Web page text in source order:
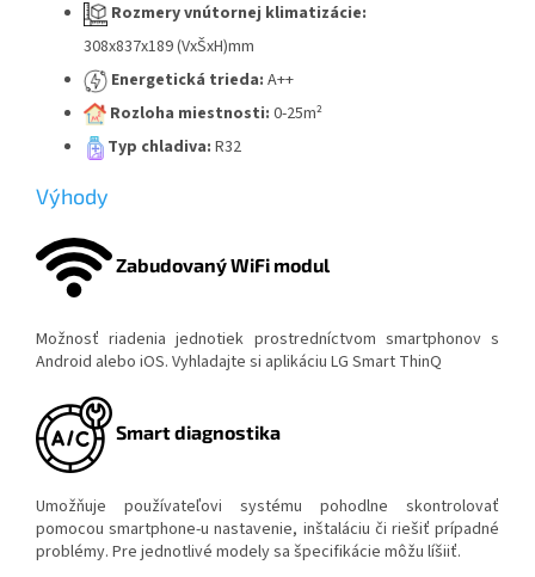
Rozmery vnútornej klimatizácie:
308x837x189 (VxŠxH)mm
Energetická trieda: A++
Rozloha miestnosti: 0-25m²
Typ chladiva: R32
Výhody
Zabudovaný WiFi modul
Možnosť riadenia jednotiek prostredníctvom smartphonov s
Android alebo iOS. Vyhladajte si aplikáciu LG Smart ThinQ
Smart diagnostika
Umožňuje používateľovi systému pohodlne skontrolovať
pomocou smartphone-u nastavenie, inštaláciu či riešiť prípadné
problémy. Pre jednotlivé modely sa špecifikácie môžu líšiiť.